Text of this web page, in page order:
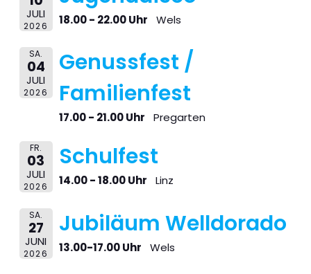
JULI
2026 18.00 - 22.00 Uhr Wels
SA.
04
JULI
2026
Genussfest /
Familienfest
17.00 - 21.00 Uhr Pregarten
FR.
03
JULI
2026
Schulfest
14.00 - 18.00 Uhr Linz
SA.
27
JUNI
2026
Jubiläum Welldorado
13.00-17.00 Uhr Wels